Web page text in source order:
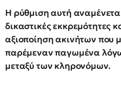
Η ρύθμιση αυτή
δικαστικές εκκρεμότητες
αξιοποίηση ακινήτων που
παρέμεναν παγωμένα
μεταξύ των κληρονόμων.